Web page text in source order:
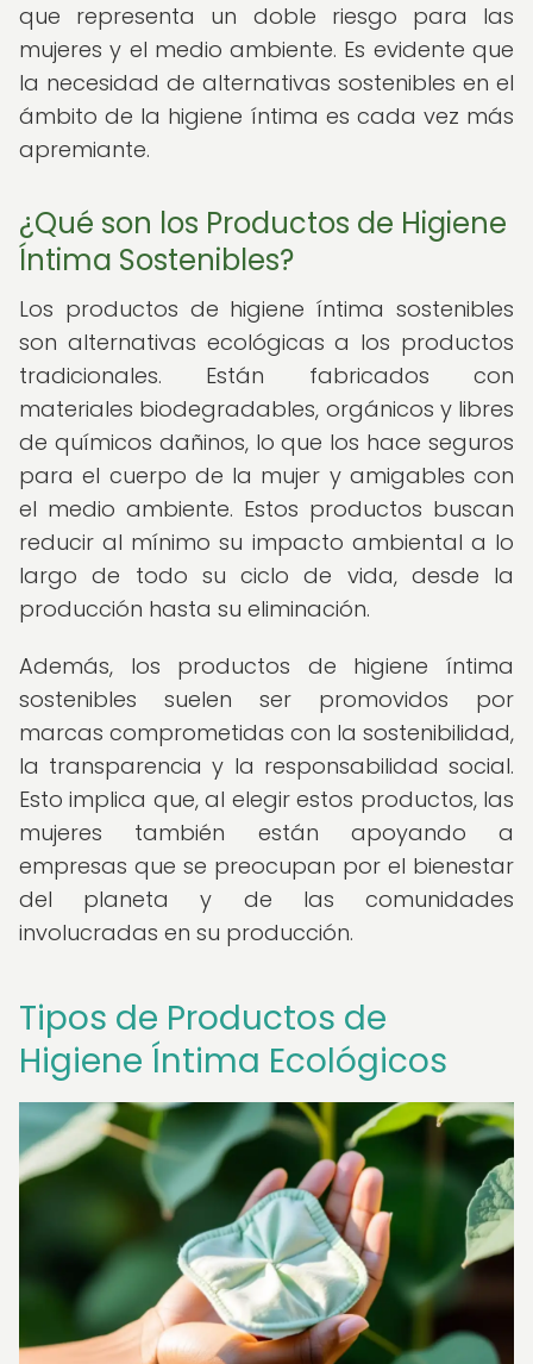
que representa un doble riesgo para las
mujeres y el medio ambiente. Es evidente que
la necesidad de alternativas sostenibles en el
ámbito de la higiene íntima es cada vez más
apremiante.
¿Qué son los Productos de Higiene
Íntima Sostenibles?
Los productos de higiene íntima sostenibles
son alternativas ecológicas a los productos
tradicionales. Están fabricados con
materiales biodegradables, orgánicos y libres
de químicos dañinos, lo que los hace seguros
para el cuerpo de la mujer y amigables con
el medio ambiente. Estos productos buscan
reducir al mínimo su impacto ambiental a lo
largo de todo su ciclo de vida, desde la
producción hasta su eliminación.
Además, los productos de higiene íntima
sostenibles suelen ser promovidos por
marcas comprometidas con la sostenibilidad,
la transparencia y la responsabilidad social.
Esto implica que, al elegir estos productos, las
mujeres también están apoyando a
empresas que se preocupan por el bienestar
del planeta y de las comunidades
involucradas en su producción.
Tipos de Productos de
Higiene Íntima Ecológicos